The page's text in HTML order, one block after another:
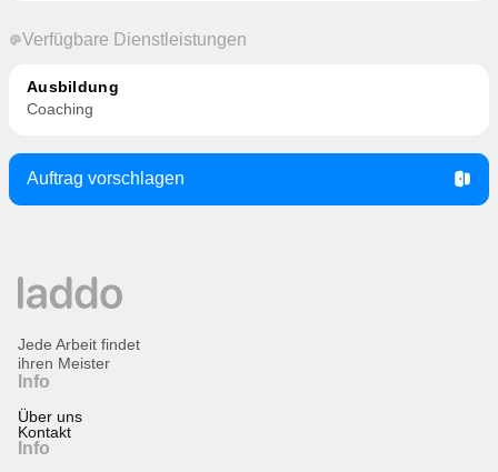
Verfügbare Dienstleistungen
Ausbildung
Coaching
Auftrag vorschlagen
Info
Über uns
Kontakt
Info
Jede Arbeit findet
ihren Meister